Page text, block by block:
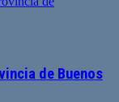
de Buenos